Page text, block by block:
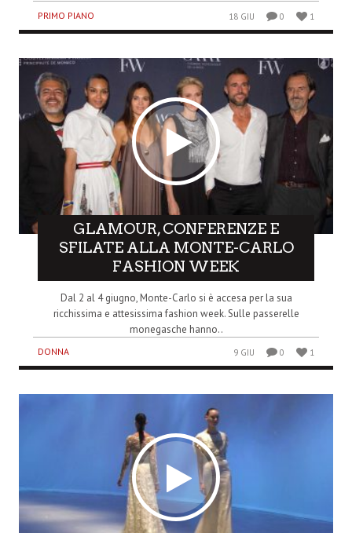
PRIMO PIANO 18 GIU 0 1
GLAMOUR, CONFERENZE E
SFILATE ALLA MONTE-CARLO
FASHION WEEK
Dal 2 al 4 giugno, Monte-Carlo si è accesa per la sua
ricchissima e attesissima fashion week. Sulle passerelle
monegasche hanno..
DONNA 9 GIU 0 1